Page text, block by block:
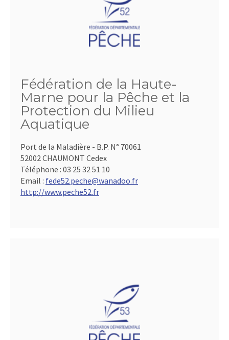
Fédération de la Haute-
Marne pour la Pêche et la
Protection du Milieu
Aquatique
Port de la Maladière - B.P. N° 70061
52002 CHAUMONT Cedex
Téléphone : 03 25 32 51 10
Email : fede52.peche@wanadoo.fr
http://www.peche52.fr